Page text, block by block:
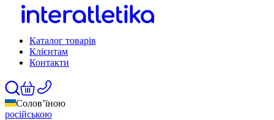
Каталог товарів
Клієнтам
Контакти
Солов’їною
російською